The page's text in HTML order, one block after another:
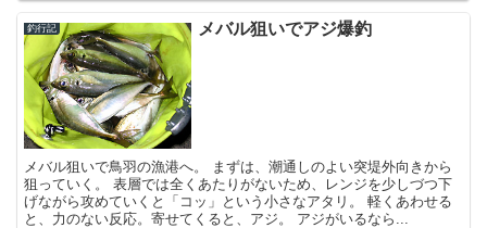
釣行記 メバル狙いでアジ爆釣
メバル狙いで鳥羽の漁港へ。 まずは、潮通しのよい突堤外向きから
狙っていく。 表層では全くあたりがないため、レンジを少しづつ下
げながら攻めていくと「コッ」という小さなアタリ。 軽くあわせる
と、力のない反応。寄せてくると、アジ。 アジがいるなら...